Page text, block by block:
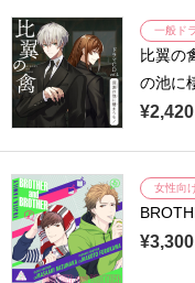
一般ド
比翼の
の池に
野翔 平
¥2,420
女性向
¥3,300